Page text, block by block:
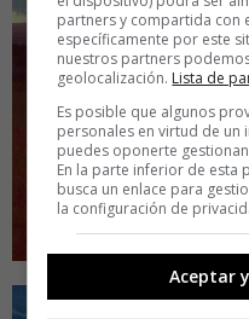
partners y compartida con
específicamente por este
nuestros partners
geolocalización. Lista de
Es posible que algunos
personales en virtud de un
puedes oponerte
En la parte inferior de esta
busca un enlace para
la configuración de
Aceptar